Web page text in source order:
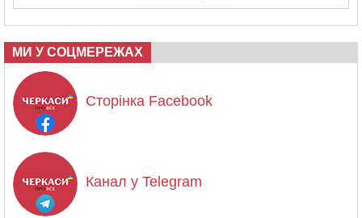
МИ У СОЦМЕРЕЖАХ
Сторінка Facebook
Канал у Telegram